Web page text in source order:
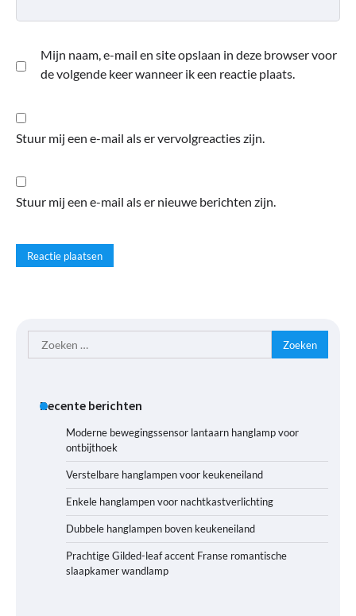
Mijn naam, e-mail en site opslaan in deze browser voor
de volgende keer wanneer ik een reactie plaats.
Stuur mij een e-mail als er vervolgreacties zijn.
Stuur mij een e-mail als er nieuwe berichten zijn.
Zoeken
naar:
Recente berichten
Moderne bewegingssensor lantaarn hanglamp voor
ontbijthoek
Verstelbare hanglampen voor keukeneiland
Enkele hanglampen voor nachtkastverlichting
Dubbele hanglampen boven keukeneiland
Prachtige Gilded-leaf accent Franse romantische
slaapkamer wandlamp